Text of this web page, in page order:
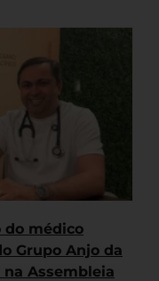
do médico
Grupo Anjo da
Assembleia